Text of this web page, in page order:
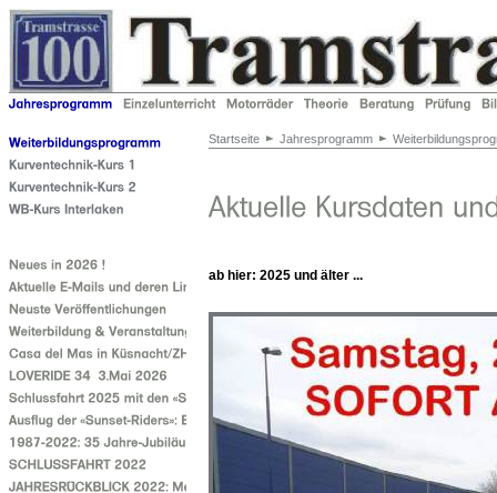
Startseite Jahresprogramm
ab hier: 2025 und älter ...